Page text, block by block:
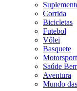
Corrida
Bicicletas
Futebol
Vôlei
Basquete
Motorsport
Saúde
Aventura
Mundo